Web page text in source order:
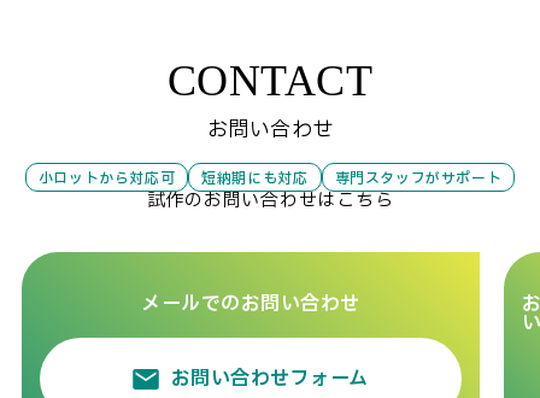
CONTACT
お問い合わせ
小ロットから対応可 短納期にも対応 専門スタッフがサポート
試作のお問い合わせはこちら
メールでのお問い合わせ
お問い合わせフォーム